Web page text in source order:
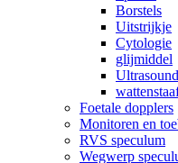
Borstels
Uitstrijkje
Cytologie
glijmiddel
Foetale dopplers
Monitoren en
RVS speculum
Wegwerp